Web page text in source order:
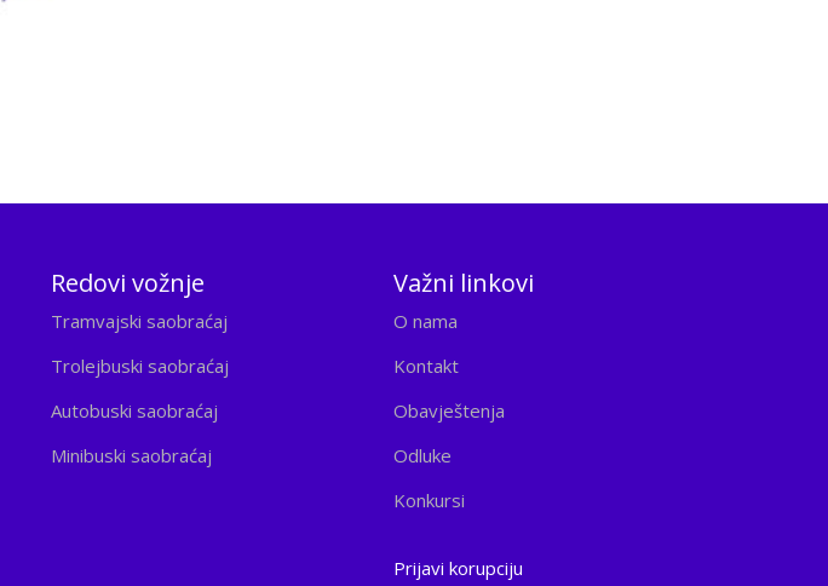
Redovi vožnje
Tramvajski saobraćaj
Trolejbuski saobraćaj
Autobuski saobraćaj
Minibuski saobraćaj
Važni linkovi
O nama
Kontakt
Obavještenja
Odluke
Konkursi
Prijavi korupciju